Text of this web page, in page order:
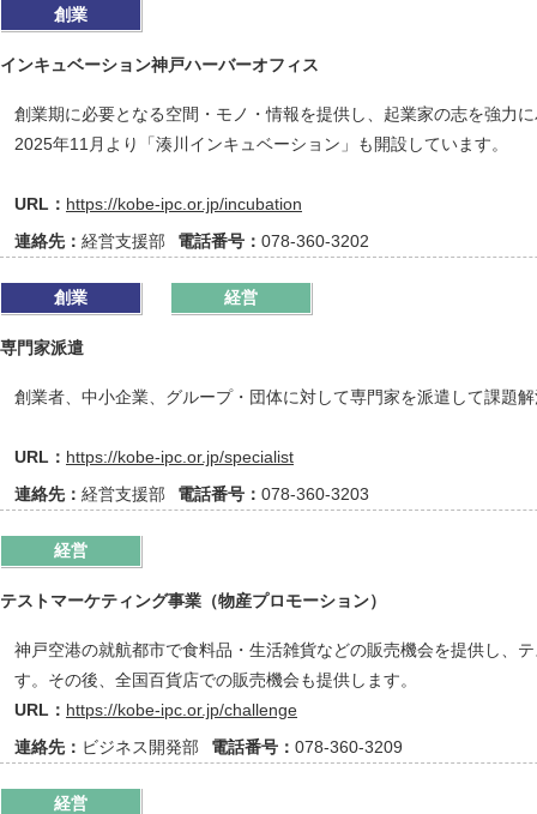
創業
インキュベーション神戸ハーバーオフィス
創業期に必要となる空間・モノ・情報を提供し、起業家の志を強力
2025年11月より「湊川インキュベーション」も開設しています。
URL： https://kobe-ipc.or.jp/incubation
連絡先： 経営支援部 電話番号： 078-360-3202
創業 経営
専門家派遣
創業者、中小企業、グループ・団体に対して専門家を派遣して課題
URL： https://kobe-ipc.or.jp/specialist
連絡先： 経営支援部 電話番号： 078-360-3203
経営
テストマーケティング事業（物産プロモーション）
神戸空港の就航都市で食料品・生活雑貨などの販売機会を提供し、
す。その後、全国百貨店での販売機会も提供します。
URL： https://kobe-ipc.or.jp/challenge
連絡先： ビジネス開発部 電話番号： 078-360-3209
経営